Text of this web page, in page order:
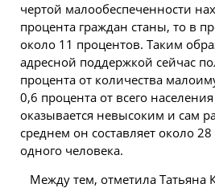
чертой малообеспеченности
процента граждан станы, то в
около 11 процентов. Таким
адресной поддержкой сейчас
процента от количества
0,6 процента от всего
оказывается невысоким и сам
среднем он составляет около
одного человека.
Между тем, отметила Татьяна